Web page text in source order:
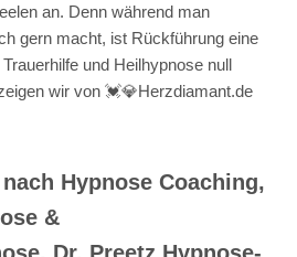
an. Denn während man
gern macht, ist Rückführung eine
und Heilhypnose null
wir von 💓️💎Herzdiamant.de
Hypnose Coaching,
&
Dr. Preetz Hypnose-